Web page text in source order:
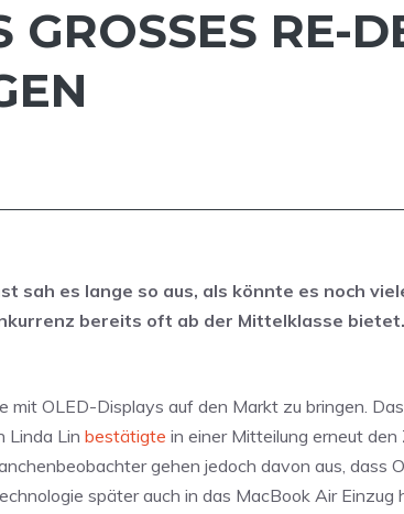
RE-
sah es lange so aus, als könnte es noch
bereits oft ab der Mittelklasse
OLED-Displays auf den Markt zu bringen.
Linda Lin bestätigte in einer Mitteilung erneut den
gehen jedoch davon aus, dass
später auch in das MacBook Air Einzug